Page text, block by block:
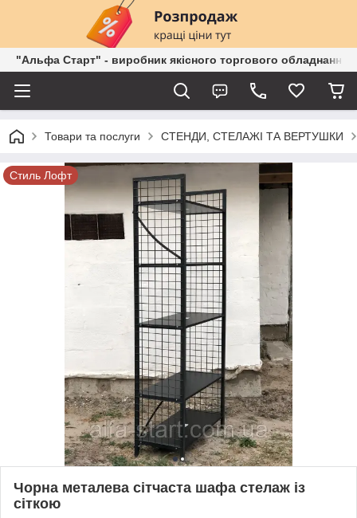
"Альфа Старт" - виробник якісного торгового обладнання
Товари та послуги СТЕНДИ, СТЕЛАЖІ ТА ВЕРТУШКИ
Стиль Лофт
Чорна металева сітчаста шафа стелаж із
сіткою